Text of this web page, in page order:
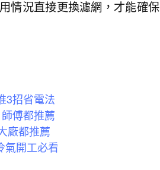
情況直接更換濾網，才能確保
3招省電法
傅都推薦
廠都推薦
開工必看